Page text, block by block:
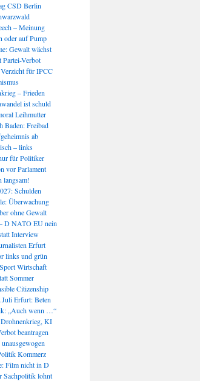
CSD Berlin
– Meinung
oder auf Pump
Gewalt wächst
Partei-Verbot
für IPCC
– Frieden
ist schuld
Leihmutter
Baden: Freibad
ab
– links
für Politiker
vor Parlament
langsam!
Schulden
Überwachung
ohne Gewalt
D NATO EU nein
Interview
Erfurt
links und grün
Wirtschaft
Sommer
Citizenship
Erfurt: Beten
„Auch wenn …“
KI
beantragen
Kommerz
Film nicht in D
Sachpolitik lohnt